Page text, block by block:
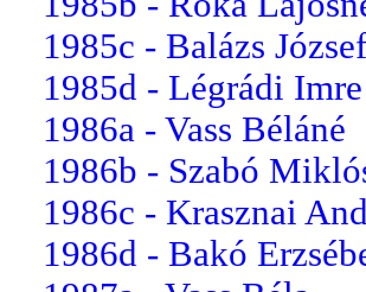
1985c - Balázs József
1985d - Légrádi Imre
1986a - Vass Béláné
1986b - Szabó
1986c - Krasznai
1986d - Bakó